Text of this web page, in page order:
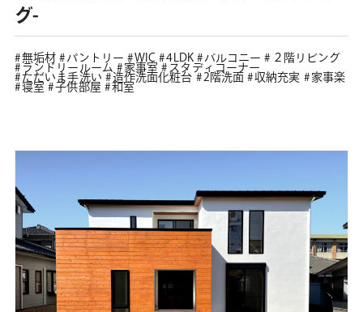
グ-
無垢材 パントリー WIC 4LDK バルコニー
２階リビング
ランドリールーム
家事室
スタディコーナー
ただいま手洗い
造作洗面化粧台 2階洗面 収納充実
家事楽
寝室
子供部屋 和室